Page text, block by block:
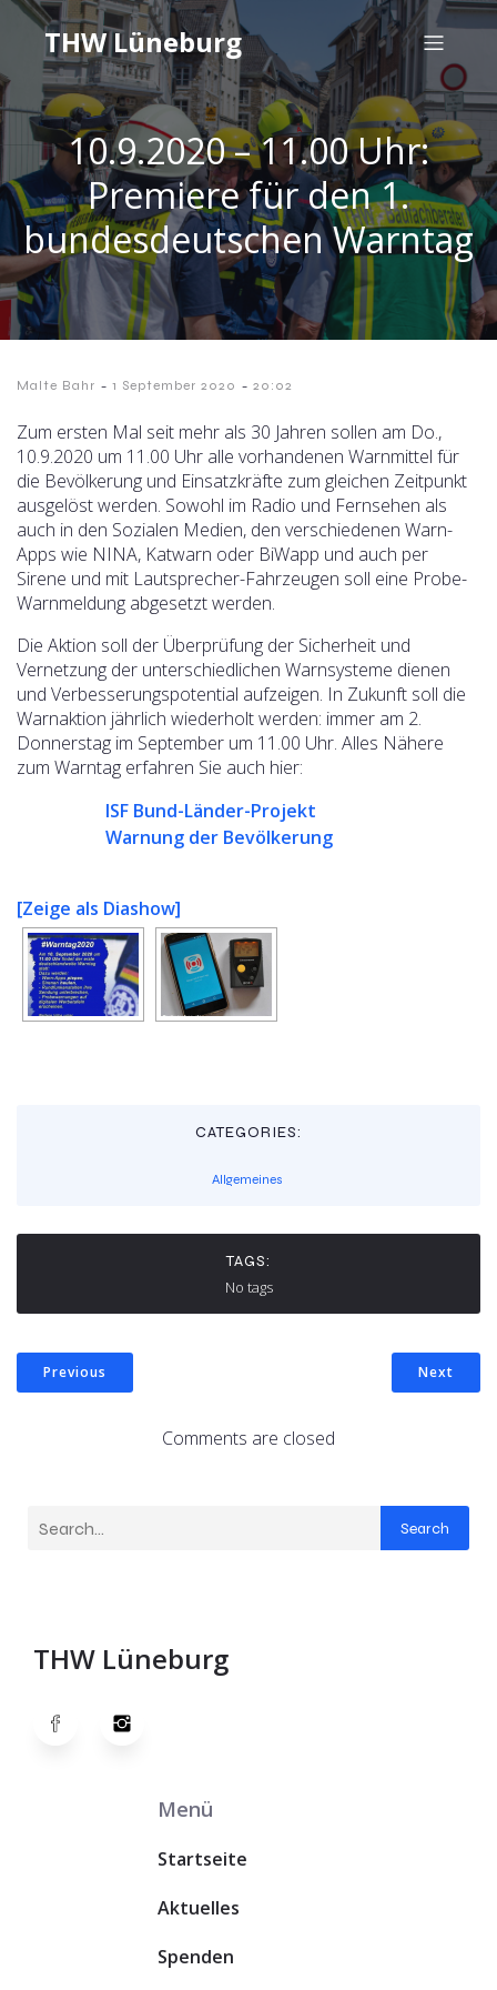
THW Lüneburg
10.9.2020 – 11.00 Uhr:
Premiere für den 1.
bundesdeutschen Warntag
Malte Bahr - 1 September 2020 - 20:02
Zum ersten Mal seit mehr als 30 Jahren sollen am Do.,
10.9.2020 um 11.00 Uhr alle vorhandenen Warnmittel für
die Bevölkerung und Einsatzkräfte zum gleichen Zeitpunkt
ausgelöst werden. Sowohl im Radio und Fernsehen als
auch in den Sozialen Medien, den verschiedenen Warn-
Apps wie NINA, Katwarn oder BiWapp und auch per
Sirene und mit Lautsprecher-Fahrzeugen soll eine Probe-
Warnmeldung abgesetzt werden.
Die Aktion soll der Überprüfung der Sicherheit und
Vernetzung der unterschiedlichen Warnsysteme dienen
und Verbesserungspotential aufzeigen. In Zukunft soll die
Warnaktion jährlich wiederholt werden: immer am 2.
Donnerstag im September um 11.00 Uhr. Alles Nähere
zum Warntag erfahren Sie auch hier:
ISF Bund-Länder-Projekt
Warnung der Bevölkerung
[Zeige als Diashow]
CATEGORIES:
Allgemeines
TAGS:
No tags
Previous Next
Comments are closed
Search
THW Lüneburg
Menü
Startseite
Aktuelles
Spenden